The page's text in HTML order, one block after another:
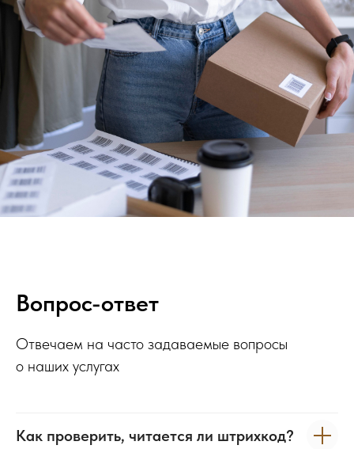
Вопрос-ответ
Отвечаем на часто задаваемые вопросы
о наших услугах
Как проверить, читается ли штрихкод?